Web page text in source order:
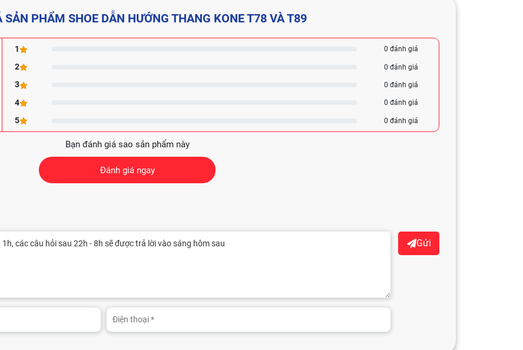
PHẨM SHOE DẪN HƯỚNG THANG KONE T78 VÀ T89
1 0 đánh giá
2 0 đánh giá
3 0 đánh giá
4 0 đánh giá
5 0 đánh giá
Bạn đánh giá sao sản phẩm này
Đánh giá ngay
Gửi